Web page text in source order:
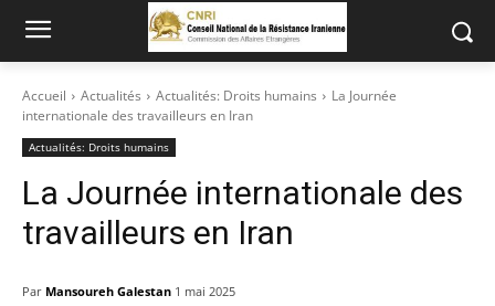
Accueil Actualités Actualités: Droits humains
La Journée
internationale des travailleurs en Iran
Actualités: Droits humains
La Journée internationale des
travailleurs en Iran
Par Mansoureh Galestan 1 mai 2025